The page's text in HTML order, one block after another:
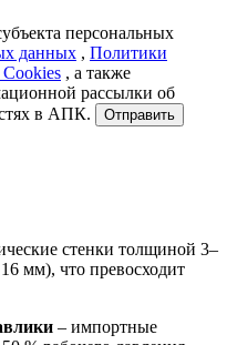
персональных
данных , Политики
, а также
рассылки об
в АПК.
Отправить
стенки толщиной 3–
мм), что превосходит
– импортные